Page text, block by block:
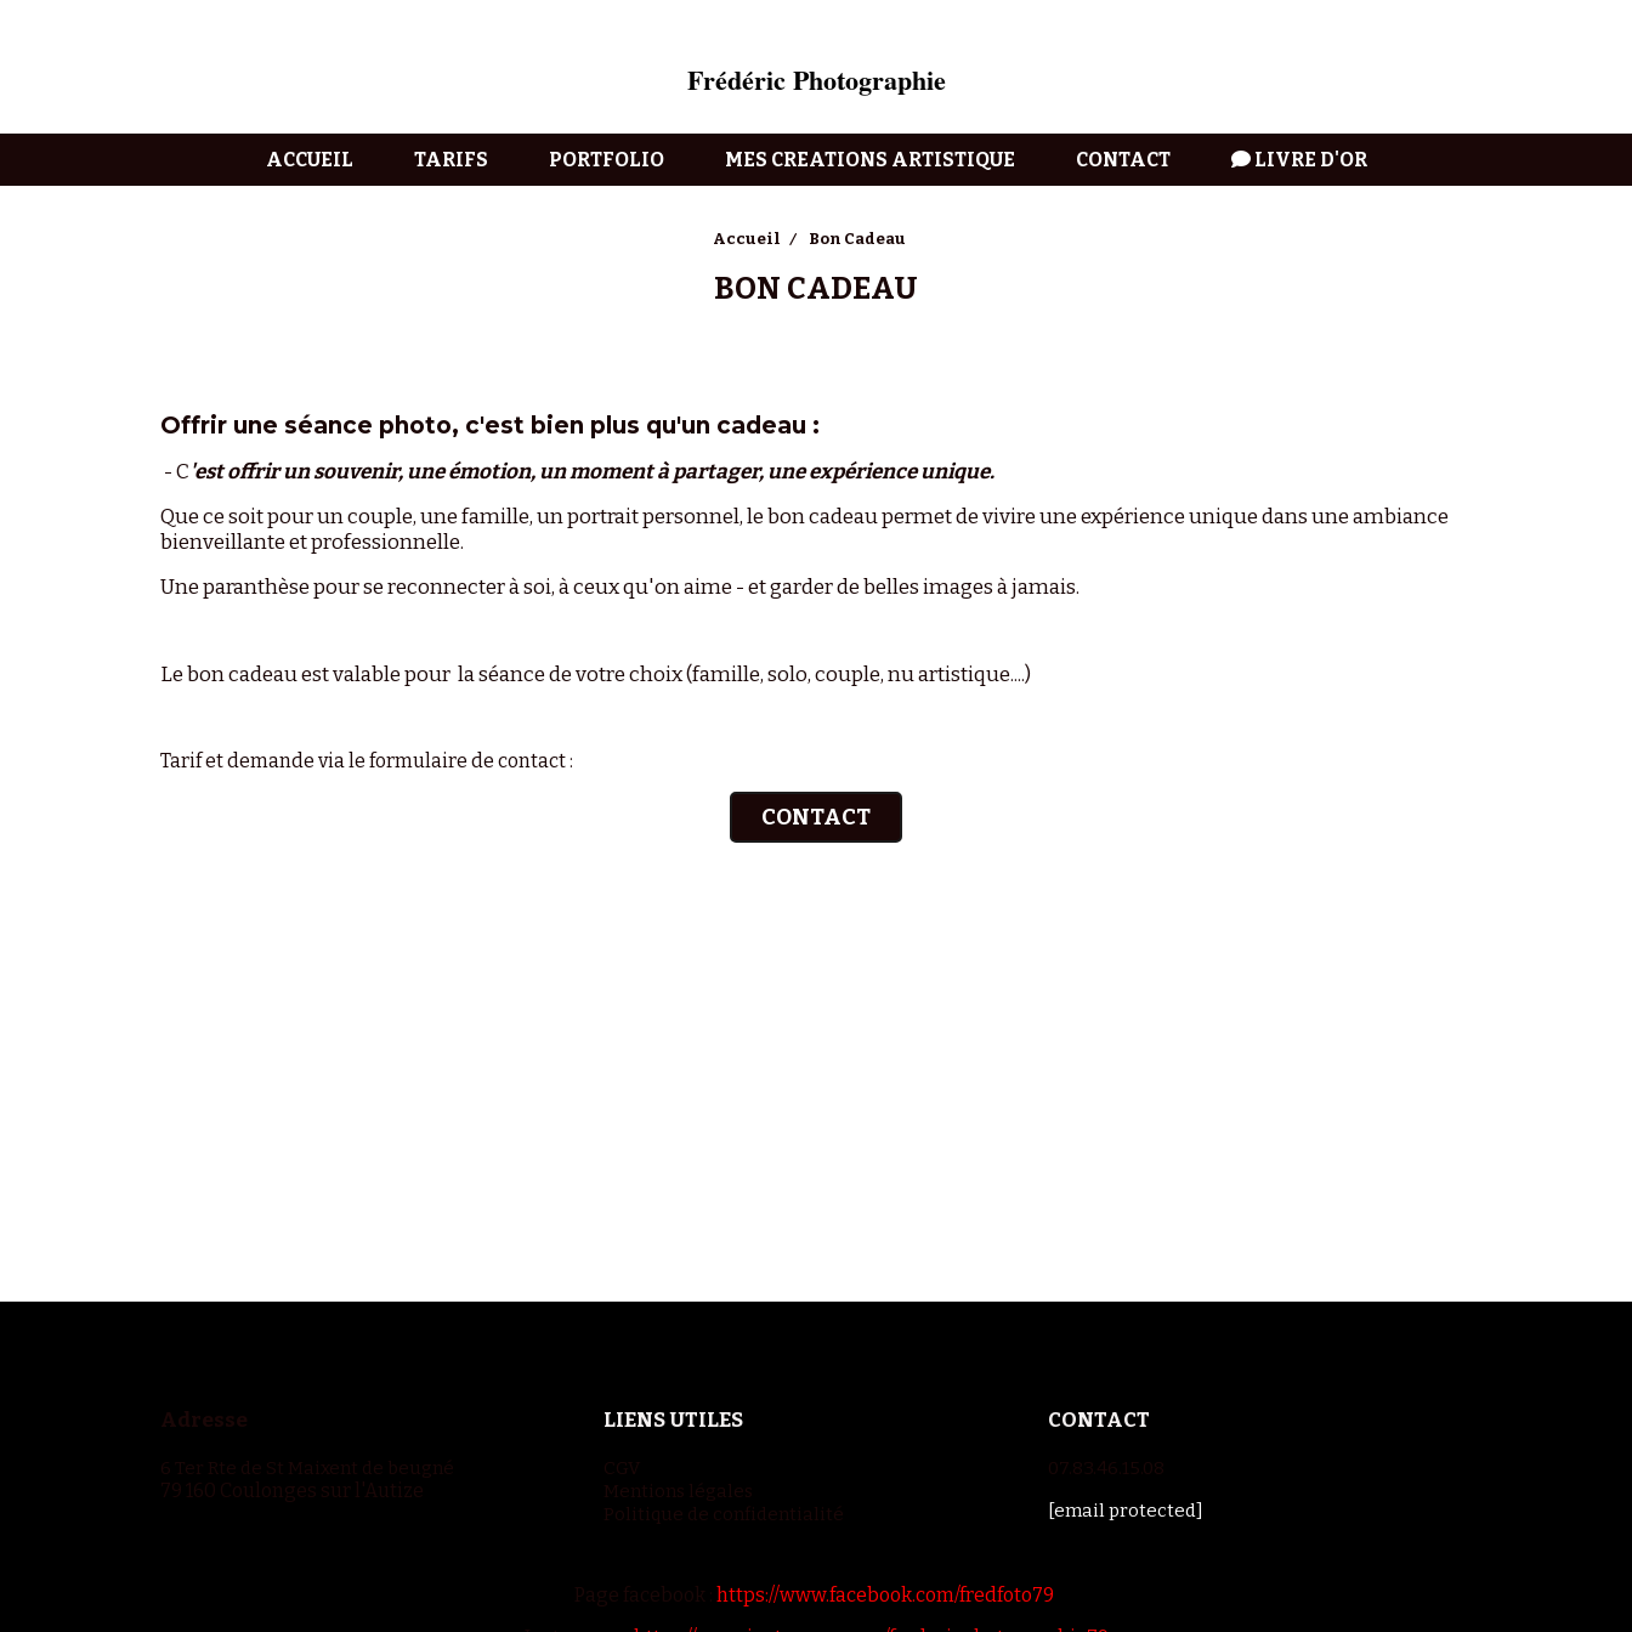
Frédéric Photographie
ACCUEIL TARIFS PORTFOLIO MES CREATIONS ARTISTIQUE CONTACT LIVRE D'OR
Accueil Bon Cadeau
BON CADEAU
Offrir une séance photo, c'est bien plus qu'un cadeau :
- C'est offrir un souvenir, une émotion, un moment à partager, une expérience unique.
Que ce soit pour un couple, une famille, un portrait personnel, le bon cadeau permet de vivire une expérience unique dans une ambiance
bienveillante et professionnelle.
Une paranthèse pour se reconnecter à soi, à ceux qu'on aime - et garder de belles images à jamais.
Le bon cadeau est valable pour la séance de votre choix (famille, solo, couple, nu artistique....)
Tarif et demande via le formulaire de contact :
CONTACT
Adresse
6 Ter Rte de St Maixent de beugné
79 160 Coulonges sur l'Autize
LIENS UTILES
CGV
Mentions légales
Politique de confidentialité
CONTACT
07.83.46.15.08
[email protected]
Page facebook : https://www.facebook.com/fredfoto79